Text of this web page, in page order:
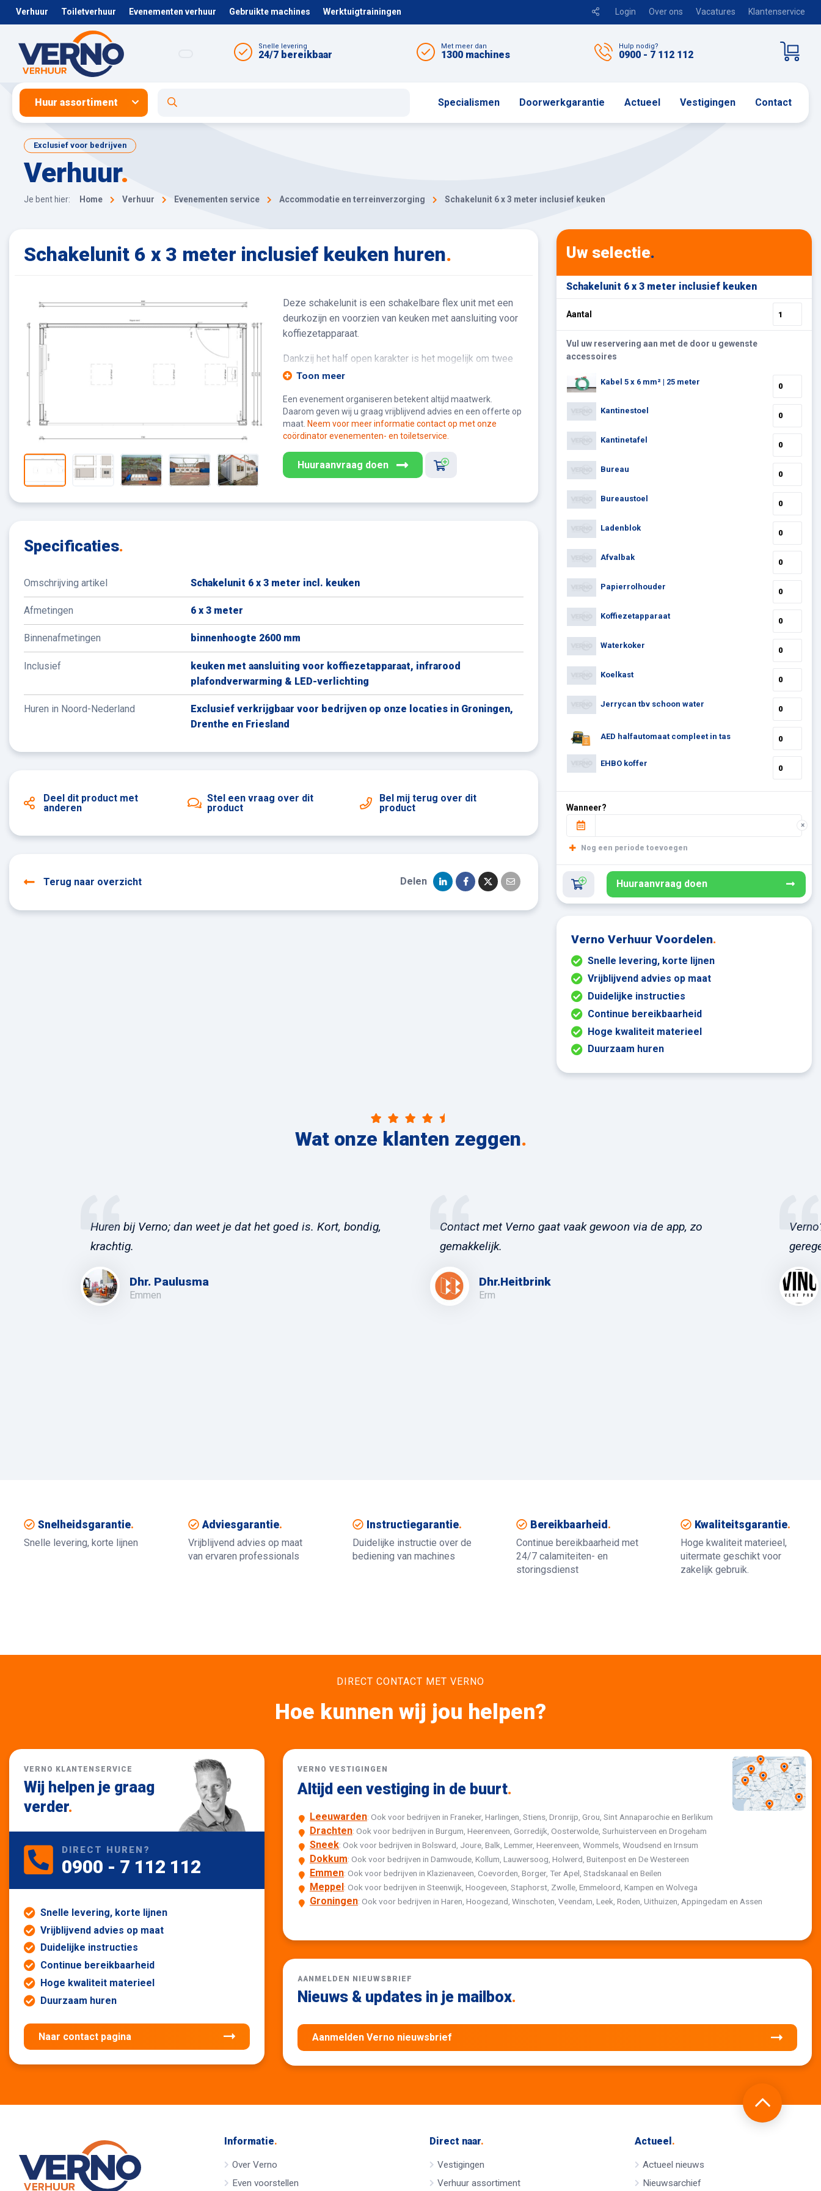
Verhuur Toiletverhuur Evenementen verhuur Gebruikte machines Werktuigtrainingen Login Over ons Vacatures Klantenservice
Snelle levering
24/7 bereikbaar
Met meer dan
1300 machines
Hulp nodig?
0900 - 7 112 112
Huur assortiment Specialismen Doorwerkgarantie Actueel Vestigingen Contact
Exclusief voor bedrijven
Verhuur.
Je bent hier: Home Verhuur Evenementen service Accommodatie en terreinverzorging Schakelunit 6 x 3 meter inclusief keuken
Schakelunit 6 x 3 meter inclusief keuken huren.
Deze schakelunit is een schakelbare flex unit met een
deurkozijn en voorzien van keuken met aansluiting voor
koffiezetapparaat.
Dankzij het half open karakter is het mogelijk om twee
halfopen units van 18 m² tot één ruimte van 36 m² te
plafondverwarming, er hangen dus geen
verwarmingstoestellen aan de wanden.
De units zijn in te zetten voor meerdere doeleinden,
zoals schaftruimte, kantoorruimte of vergaderruimte.
Afmetingen 6000x2995x3010 mm
Stalen frame met heftrucksleuven en twist-lock
Plug & play elektra
Ledverlichting
Naadloze polyester sandwich binnen- en
buitenwanden
Deurkozijn zowel geschikt voor buiten- als
binnendeuren
Toon meer
Een evenement organiseren betekent altijd maatwerk.
Daarom geven wij u graag vrijblijvend advies en een offerte op
maat. Neem voor meer informatie contact op met onze
coördinator evenementen- en toiletservice.
Huuraanvraag doen
Specificaties.
Omschrijving artikel Schakelunit 6 x 3 meter incl. keuken
Afmetingen 6 x 3 meter
Binnenafmetingen binnenhoogte 2600 mm
Inclusief
keuken met aansluiting voor koffiezetapparaat, infrarood
plafondverwarming & LED-verlichting
Huren in Noord-Nederland
Exclusief verkrijgbaar voor bedrijven op onze locaties in Groningen,
Drenthe en Friesland
Deel dit product met
anderen
Stel een vraag over dit
product
Bel mij terug over dit
product
Terug naar overzicht Delen
Uw selectie.
Schakelunit 6 x 3 meter inclusief keuken
Aantal
Vul uw reservering aan met de door u gewenste
accessoires
Kabel 5 x 6 mm² | 25 meter
Kantinestoel
Kantinetafel
Bureau
Bureaustoel
Ladenblok
Afvalbak
Papierrolhouder
Koffiezetapparaat
Waterkoker
Koelkast
Jerrycan tbv schoon water
AED halfautomaat compleet in tas
EHBO koffer
Wanneer?
×
Nog een periode toevoegen
Huuraanvraag doen
Verno Verhuur Voordelen.
Snelle levering, korte lijnen
Vrijblijvend advies op maat
Duidelijke instructies
Continue bereikbaarheid
Hoge kwaliteit materieel
Duurzaam huren
Wat onze klanten zeggen.
Huren bij Verno; dan weet je dat het goed is. Kort, bondig,
krachtig.
Dhr. Paulusma
Emmen
Contact met Verno gaat vaak gewoon via de app, zo
gemakkelijk.
Dhr.Heitbrink
Erm
Snelheidsgarantie.
Snelle levering, korte lijnen
Adviesgarantie.
Vrijblijvend advies op maat
van ervaren professionals
Instructiegarantie.
Duidelijke instructie over de
bediening van machines
Bereikbaarheid .
Continue bereikbaarheid met
24/7 calamiteiten- en
storingsdienst
Kwaliteitsgarantie.
Hoge kwaliteit materieel,
uitermate geschikt voor
zakelijk gebruik.
DIRECT CONTACT MET VERNO
Hoe kunnen wij jou helpen?
VERNO KLANTENSERVICE
Wij helpen je graag
verder.
DIRECT HUREN?
0900 - 7 112 112
Snelle levering, korte lijnen
Vrijblijvend advies op maat
Duidelijke instructies
Continue bereikbaarheid
Hoge kwaliteit materieel
Duurzaam huren
Naar contact pagina
VERNO VESTIGINGEN
Altijd een vestiging in de buurt.
Leeuwarden: Ook voor bedrijven in Franeker, Harlingen, Stiens, Dronrijp, Grou, Sint Annaparochie en Berlikum
Drachten: Ook voor bedrijven in Burgum, Heerenveen, Gorredijk, Oosterwolde, Surhuisterveen en Drogeham
Sneek: Ook voor bedrijven in Bolsward, Joure, Balk, Lemmer, Heerenveen, Wommels, Woudsend en Irnsum
Dokkum: Ook voor bedrijven in Damwoude, Kollum, Lauwersoog, Holwerd, Buitenpost en De Westereen
Emmen: Ook voor bedrijven in Klazienaveen, Coevorden, Borger, Ter Apel, Stadskanaal en Beilen
Meppel: Ook voor bedrijven in Steenwijk, Hoogeveen, Staphorst, Zwolle, Emmeloord, Kampen en Wolvega
Groningen: Ook voor bedrijven in Haren, Hoogezand, Winschoten, Veendam, Leek, Roden, Uithuizen, Appingedam en Assen
AANMELDEN NIEUWSBRIEF
Nieuws & updates in je mailbox.
Aanmelden Verno nieuwsbrief
Informatie.
Over Verno
Even voorstellen
Direct naar.
Vestigingen
Verhuur assortiment
Actueel .
Actueel nieuws
Nieuwsarchief